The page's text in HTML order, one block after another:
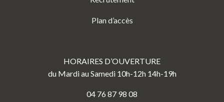
Plan d’accès
HORAIRES D’OUVERTURE
du Mardi au Samedi 10h-12h 14h-19h
04 76 87 98 08